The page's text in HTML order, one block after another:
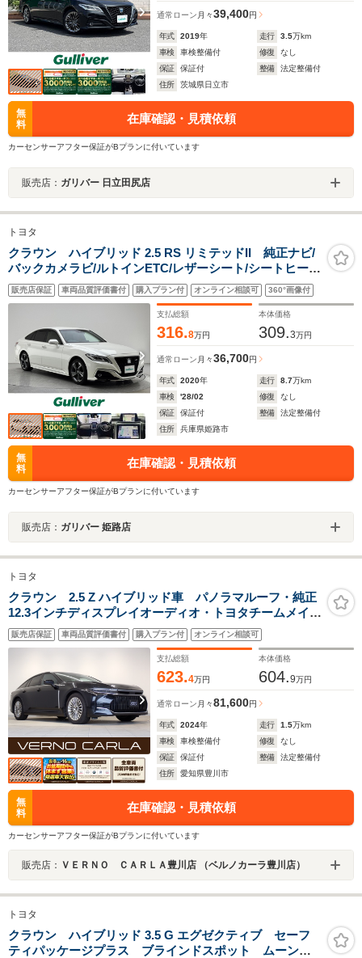
通常ローン 月々39,400円
年式 2019年 走行 3.5万km
車検
車検整備付 修復
なし
保証
保証付 整備
法定整備付
住所
茨城県日立市
無
料
在庫確認・見積依頼
カーセンサーアフター保証がBプランに付いています
販売店： ガリバー 日立田尻店
トヨタ
クラウン ハイブリッド 2.5 RS リミテッドII 純正ナビ/
バックカメラビ/ルトインETC/レザーシート/シートヒータ
ー/ベンチレーション/パワーシート/社外ハーフリップエア
ロ/レーダークルーズコントロール/LEDヘッドライト/LED
販売店保証 車両品質評価書付 購入プラン付 オンライン相談可 360°画像付
支払総額
316.8万円
本体価格
309.3万円
通常ローン 月々36,700円
年式 2020年 走行 8.7万km
車検
'28/02 修復
なし
保証
保証付 整備
法定整備付
住所
兵庫県姫路市
無
料
在庫確認・見積依頼
カーセンサーアフター保証がBプランに付いています
販売店： ガリバー 姫路店
トヨタ
クラウン 2.5 Z ハイブリッド車 パノラマルーフ・純正
12.3インチディスプレイオーディオ・トヨタチームメイ
ト・全方位カメラ・本革シート・パワーシート・シート
ヒーター/クーラー・パワーゲート・フルセグTV・ETC・
ドライブレコーダー・純正AW
販売店保証 車両品質評価書付 購入プラン付 オンライン相談可
支払総額
623.4万円
本体価格
604.9万円
通常ローン 月々81,600円
年式 2024年 走行 1.5万km
車検
車検整備付 修復
なし
保証
保証付 整備
法定整備付
住所
愛知県豊川市
無
料
在庫確認・見積依頼
カーセンサーアフター保証がBプランに付いています
販売店： ＶＥＲＮＯ ＣＡＲＬＡ豊川店 （ベルノカーラ豊川店）
トヨタ
クラウン ハイブリッド 3.5 G エグゼクティブ セーフ
ティパッケージプラス ブラインドスポット ムーンル